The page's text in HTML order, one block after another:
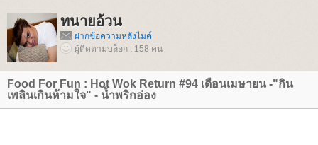
ทนายอ้วน
ฝากข้อความหลังไมค์
ผู้ติดตามบล็อก : 158 คน
Food For Fun : Hot Wok Return #94 เดือนเมษายน -"กิน
เพลินเกินห้ามใจ" - น้ำพริกอ่อง